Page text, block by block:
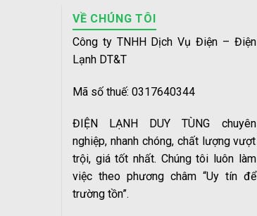
VỀ CHÚNG TÔI
Công ty TNHH Dịch Vụ Điện – Điện
Lạnh DT&T
Mã số thuế: 0317640344
ĐIỆN LẠNH DUY TÙNG chuyên
nghiệp, nhanh chóng, chất lượng vượt
trội, giá tốt nhất. Chúng tôi luôn làm
việc theo phương châm “Uy tín để
trường tồn”.